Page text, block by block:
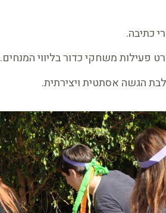
כתיבה.
פעילות משחקי כדור בליווי המנחים.
הגשה אסתטית ויצירתית.